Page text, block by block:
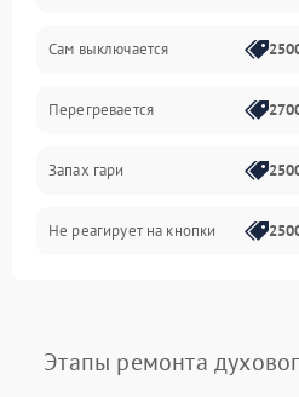
Сам выключается
Перегревается
Запах гари
Не реагирует на кнопки
Этапы ремонта